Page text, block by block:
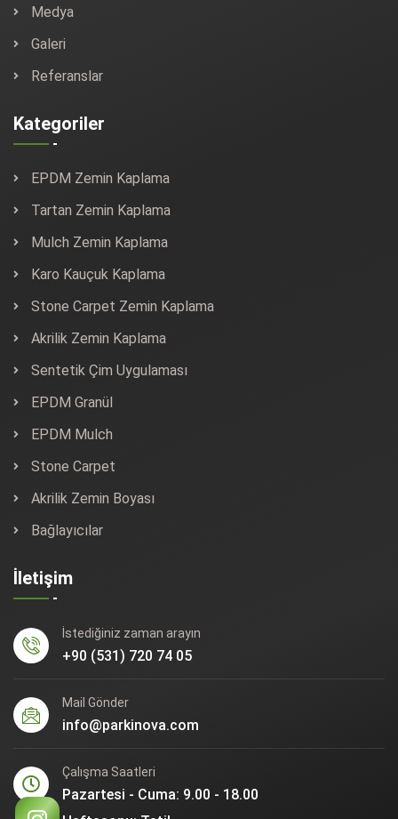
Medya
Galeri
Referanslar
Kategoriler
EPDM Zemin Kaplama
Tartan Zemin Kaplama
Mulch Zemin Kaplama
Karo Kauçuk Kaplama
Stone Carpet Zemin Kaplama
Akrilik Zemin Kaplama
Sentetik Çim Uygulaması
EPDM Granül
EPDM Mulch
Stone Carpet
Akrilik Zemin Boyası
Bağlayıcılar
İletişim
İstediğiniz zaman arayın
+90 (531) 720 74 05
Mail Gönder
info@parkinova.com
Çalışma Saatleri
Pazartesi - Cuma: 9.00 - 18.00